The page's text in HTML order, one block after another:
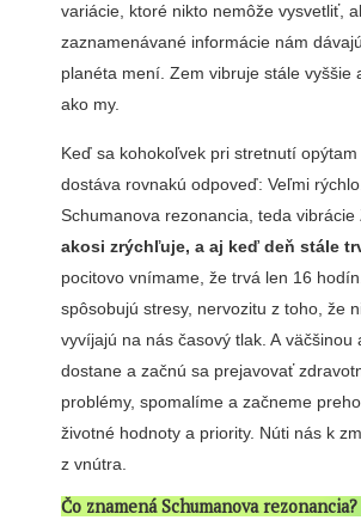
variácie, ktoré nikto nemôže vysvetliť,
zaznamenávané informácie nám
planéta mení. Zem vibruje stále vyššie
ako my.
Keď sa kohokoľvek pri stretnutí
dostáva rovnakú odpoveď: Veľmi
Schumanova rezonancia, teda vibrácie
akosi zrýchľuje, a aj keď deň stále
pocitovo vnímame, že trvá len 16
spôsobujú stresy, nervozitu z toho, že
vyvíjajú na nás časový tlak. A väčšinou
dostane a začnú sa prejavovať
problémy, spomalíme a začneme
životné hodnoty a priority. Núti nás k
z vnútra.
Čo znamená Schumanova rezonancia?